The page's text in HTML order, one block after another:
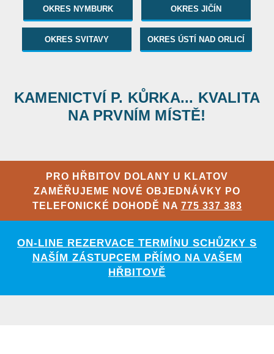
OKRES NYMBURK OKRES JIČÍN
OKRES SVITAVY OKRES ÚSTÍ NAD ORLICÍ
KAMENICTVÍ P. KŮRKA... KVALITA
NA PRVNÍM MÍSTĚ!
PRO HŘBITOV DOLANY U KLATOV
ZAMĚŘUJEME NOVÉ OBJEDNÁVKY PO
TELEFONICKÉ DOHODĚ NA 775 337 383
ON-LINE REZERVACE TERMÍNU SCHŮZKY S
NAŠÍM ZÁSTUPCEM PŘÍMO NA VAŠEM
HŘBITOVĚ